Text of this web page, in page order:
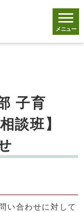
メニュー
子育
談班】
い合わせに対して